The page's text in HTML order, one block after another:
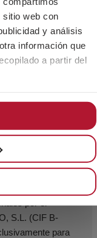
sitio web con
y análisis
información que
a partir del
por el
S.L. (CIF B-
para